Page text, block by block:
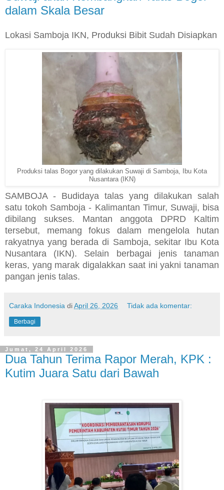
dalam Skala Besar
Lokasi Samboja IKN, Produksi Bibit Sudah Disiapkan
Produksi talas Bogor yang dilakukan Suwaji di Samboja, Ibu Kota
Nusantara (IKN)
SAMBOJA - Budidaya talas yang dilakukan salah
satu tokoh Samboja - Kalimantan Timur, Suwaji, bisa
dibilang sukses. Mantan anggota DPRD Kaltim
tersebut, memang fokus dalam mengelola hutan
rakyatnya yang berada di Samboja, sekitar Ibu Kota
Nusantara (IKN). Selain berbagai jenis tanaman
keras, yang marak digalakkan saat ini yakni tanaman
pangan jenis talas.
Caraka Indonesia diApril 26, 2026 Tidak ada komentar:
Berbagi
Jumat, 24 April 2026
Dua Tahun Terima Rapor Merah, KPK :
Kutim Juara Satu dari Bawah